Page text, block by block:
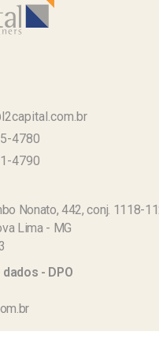
4780
4790
Nonato, 442, conj. 1118-
Lima - MG
- DPO